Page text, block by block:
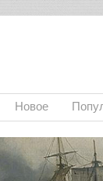
Новое